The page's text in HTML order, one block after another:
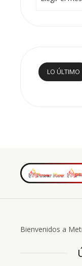
LO ÚLTIMO
Bienvenidos a